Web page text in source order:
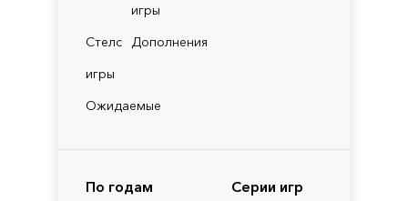
игры
Стелс
игры
Дополнения
Ожидаемые
По годам Серии игр